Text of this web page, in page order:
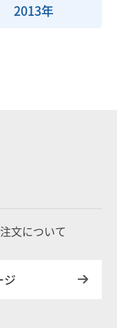
2013年
文について
ジ